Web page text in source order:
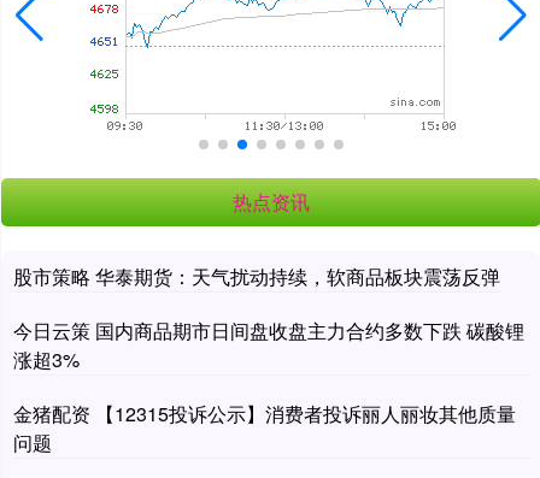
热点资讯
股市策略 华泰期货：天气扰动持续，软商品板块震荡反弹
今日云策 国内商品期市日间盘收盘主力合约多数下跌 碳酸锂
涨超3%
金猪配资 【12315投诉公示】消费者投诉丽人丽妆其他质量
问题